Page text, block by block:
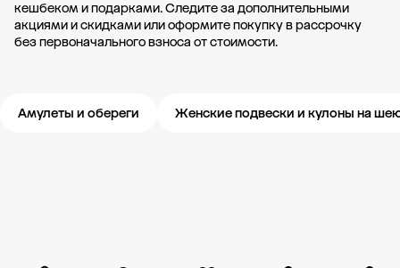
кешбеком и подарками. Следите за дополнительными
акциями и скидкамиили оформитепокупку в рассрочку
без первоначального взноса от стоимости.
Амулеты и обереги Женские подвески и кулоны на